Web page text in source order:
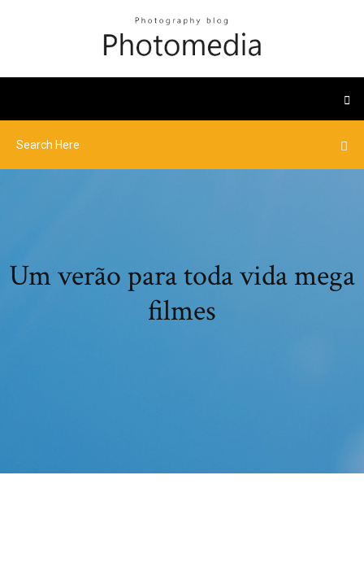
Um verão para toda vida mega
filmes